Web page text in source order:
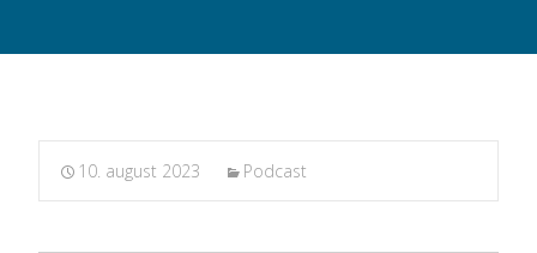
10. august 2023 Podcast